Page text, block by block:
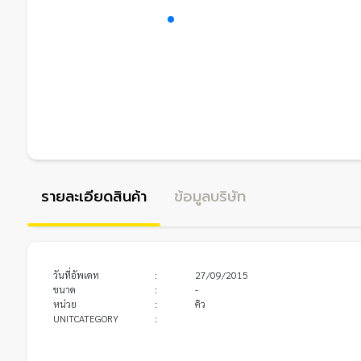
รายละเอียดสินค้า ข้อมูลบริษัท
วันที่อัพเดท :
27/09/2015
ขนาด
:
-
หน่วย
:
คิว
UNITCATEGORY
: